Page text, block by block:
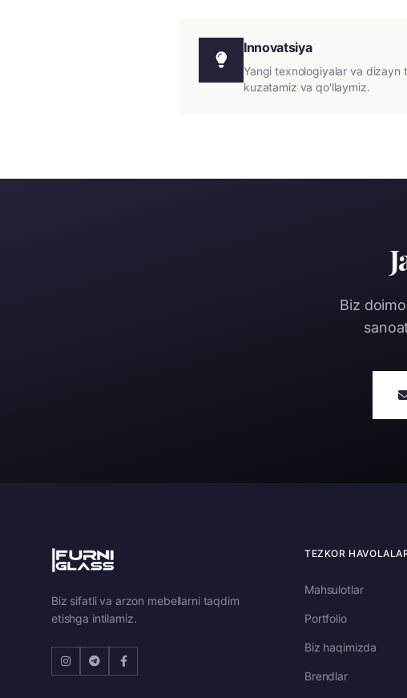
Innovatsiya
Yangi texnologiyalar va dizayn
kuzatamiz va qo'llaymiz.
Biz
Biz sifatli va arzon mebellarni taqdim
etishga intilamiz.
TEZKOR
Mahsulotlar
Portfolio
Biz haqimizda
Brendlar